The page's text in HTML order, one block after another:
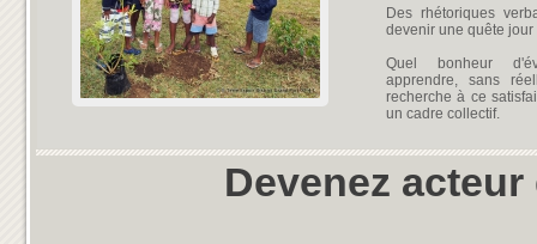
Devenez
Des rhétoriques
devenir une quête jour
Quel bonheur
apprendre, sans
recherche à ce
un cadre collectif.